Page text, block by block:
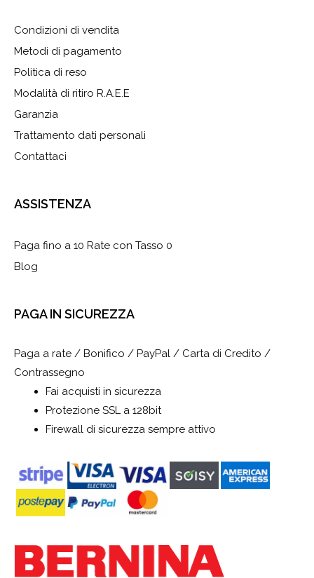
via Modena 20
San Giovanni in Persiceto 40017
Italia
La Due E
110.3 km
Direzioni
via dei Barberi, 2
Italia
113.1 km
Direzioni
Corso Cavour 178
La Spezia 19121
Italia
Direzioni
Condizioni di vendita
Metodi di pagamento
Politica di reso
Modalità di ritiro R.A.E.E
Garanzia
Trattamento dati personali
Contattaci
ASSISTENZA
Paga fino a 10 Rate con Tasso 0
Blog
PAGA IN SICUREZZA
Paga a rate / Bonifico / PayPal / Carta di Credito /
Contrassegno
Fai acquisti in sicurezza
Protezione SSL a 128bit
Firewall di sicurezza sempre attivo